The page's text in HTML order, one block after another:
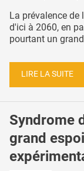
La prévalence
d'ici à 2060, en
pourtant un
LIRE LA SUITE
Syndrome
grand